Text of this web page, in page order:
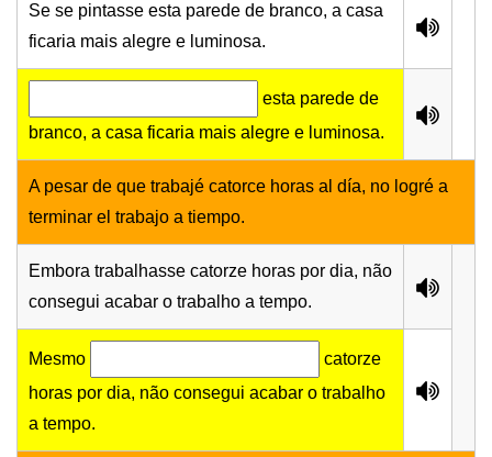
Se se pintasse esta parede de branco, a casa
ficaria mais alegre e luminosa.
esta parede de
branco, a casa ficaria mais alegre e luminosa.
A pesar de que trabajé catorce horas al día, no logré a
terminar el trabajo a tiempo.
Embora trabalhasse catorze horas por dia, não
consegui acabar o trabalho a tempo.
Mesmo
catorze
horas por dia, não consegui acabar o trabalho
a tempo.